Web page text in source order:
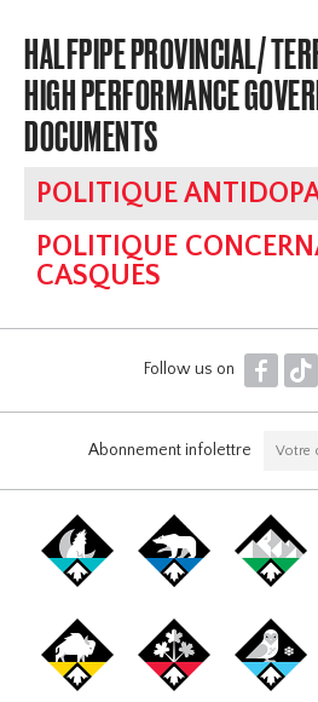
HALFPIPE PROVINCIAL/
HIGH PERFORMANCE
DOCUMENTS
POLITIQUE
POLITIQUE
CASQUES
Follow us on F T
Abonnement infolettre